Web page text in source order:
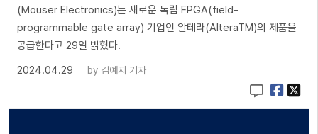
(Mouser Electronics)는 새로운 독립 FPGA(field-
programmable gate array) 기업인 알테라(AlteraTM)의 제품을
공급한다고 29일 밝혔다.
2024.04.29
by 김예지 기자